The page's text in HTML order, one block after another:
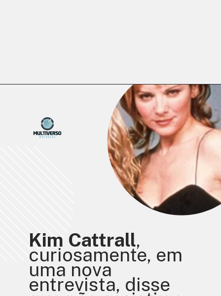
Kim Cattrall,
curiosamente, em
uma nova
entrevista, disse